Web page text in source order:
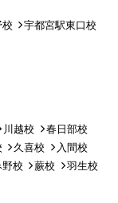
校 宇都宮駅東口校
川越校
春日部校
久喜校
入間校
校 蕨校
羽生校